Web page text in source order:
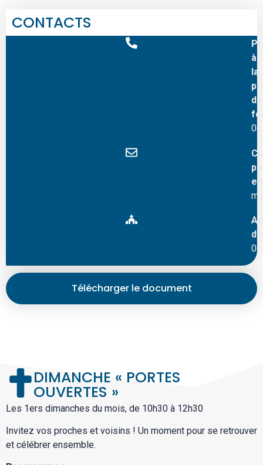
CONTACTS
à
la
de
foi
Télécharger le document
DIMANCHE « PORTES
OUVERTES »
Les 1ers dimanches du mois, de 10h30 à 12h30
Invitez vos proches et voisins ! Un moment pour se retrouver
et célébrer ensemble.